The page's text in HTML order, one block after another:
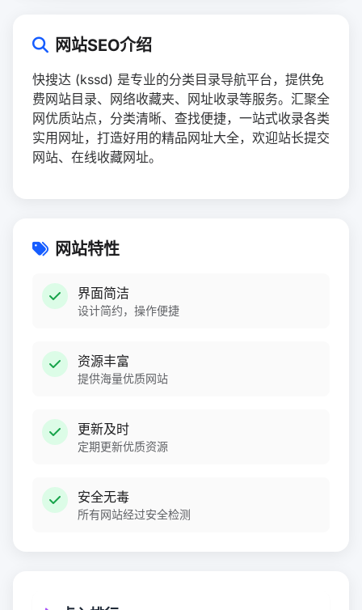
网站SEO介绍
快搜达 (kssd) 是专业的分类目录导航平台，提供免
费网站目录、网络收藏夹、网址收录等服务。汇聚全
网优质站点，分类清晰、查找便捷，一站式收录各类
实用网址，打造好用的精品网址大全，欢迎站长提交
网站、在线收藏网址。
网站特性
界面简洁
设计简约，操作便捷
资源丰富
提供海量优质网站
更新及时
定期更新优质资源
安全无毒
所有网站经过安全检测